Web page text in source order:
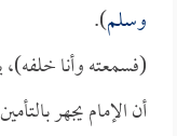
وسلم).
(فسمعته وأنا
أن الإمام يجهر